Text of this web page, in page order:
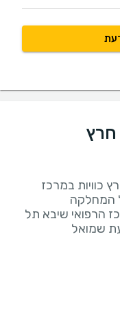
חרץ
כוויות במרכז
המחלקה
הרפואי שיבא תל
שמואל